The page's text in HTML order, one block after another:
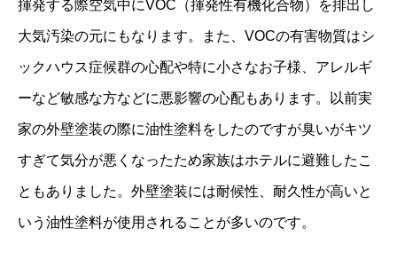
揮発する際空気中にVOC（揮発性有機化合物）を排出し
大気汚染の元にもなります。また、VOCの有害物質はシ
ックハウス症候群の心配や特に小さなお子様、アレルギ
ーなど敏感な方などに悪影響の心配もあります。以前実
家の外壁塗装の際に油性塗料をしたのですが臭いがキツ
すぎて気分が悪くなったため家族はホテルに避難したこ
ともありました。外壁塗装には耐候性、耐久性が高いと
いう油性塗料が使用されることが多いのです。